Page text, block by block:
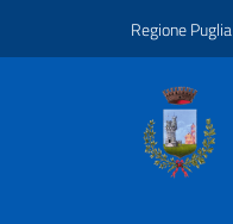
Regione Puglia